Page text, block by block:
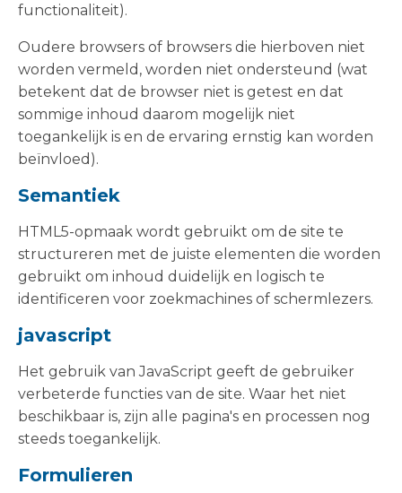
functionaliteit).
Oudere browsers of browsers die hierboven niet
worden vermeld, worden niet ondersteund (wat
betekent dat de browser niet is getest en dat
sommige inhoud daarom mogelijk niet
toegankelijk is en de ervaring ernstig kan worden
beïnvloed).
Semantiek
HTML5-opmaak wordt gebruikt om de site te
structureren met de juiste elementen die worden
gebruikt om inhoud duidelijk en logisch te
identificeren voor zoekmachines of schermlezers.
javascript
Het gebruik van JavaScript geeft de gebruiker
verbeterde functies van de site. Waar het niet
beschikbaar is, zijn alle pagina's en processen nog
steeds toegankelijk.
Formulieren